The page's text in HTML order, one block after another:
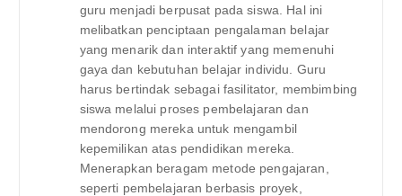
guru menjadi berpusat pada siswa. Hal ini
melibatkan penciptaan pengalaman belajar
yang menarik dan interaktif yang memenuhi
gaya dan kebutuhan belajar individu. Guru
harus bertindak sebagai fasilitator, membimbing
siswa melalui proses pembelajaran dan
mendorong mereka untuk mengambil
kepemilikan atas pendidikan mereka.
Menerapkan beragam metode pengajaran,
seperti pembelajaran berbasis proyek,